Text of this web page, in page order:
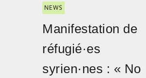
NEWS
Manifestation de
réfugié·es
syrien·nes : « No